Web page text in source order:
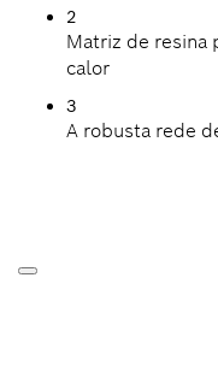
2
Matriz de resina
calor
3
A robusta rede